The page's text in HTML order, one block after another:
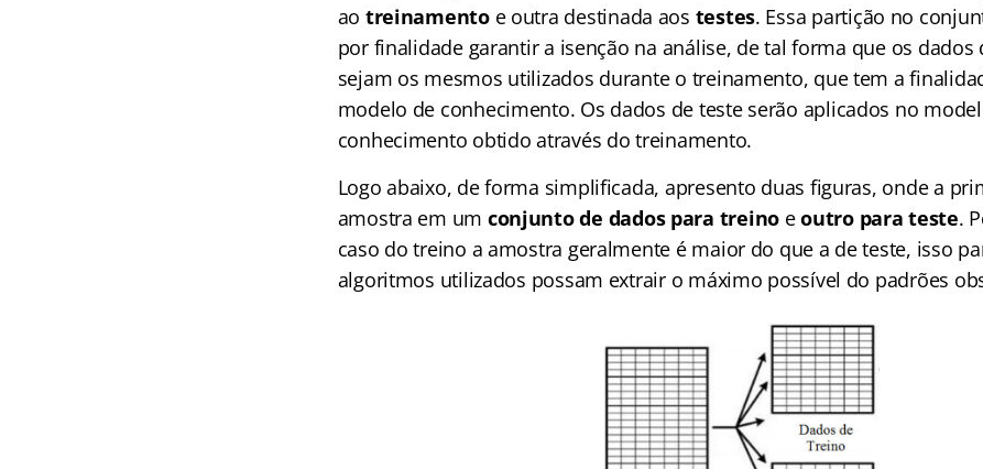
ao treinamentoe outra destinada aos testes. Essa partição no
por finalidade garantir a isenção na análise, de tal forma que os dados
sejam os mesmos utilizados durante o treinamento, que tem a
modelo de conhecimento. Os dados de teste serão aplicados no
conhecimento obtido através do treinamento.
Logo abaixo, de forma simplificada, apresento duas figuras, onde a
amostra em um conjunto de dados para treino eoutro para teste.
caso do treino a amostra geralmente é maior do que a de teste, isso
algoritmos utilizados possam extrair o máximo possível do padrões